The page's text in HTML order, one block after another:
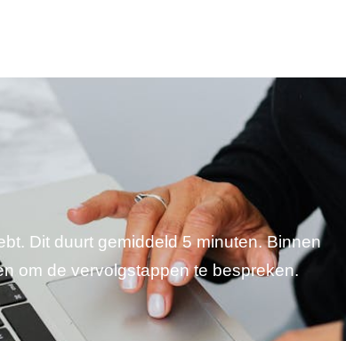
Dit duurt gemiddeld 5 minuten. Binnen
om de vervolgstappen te bespreken.